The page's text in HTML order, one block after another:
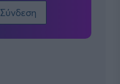
Σύνδεση